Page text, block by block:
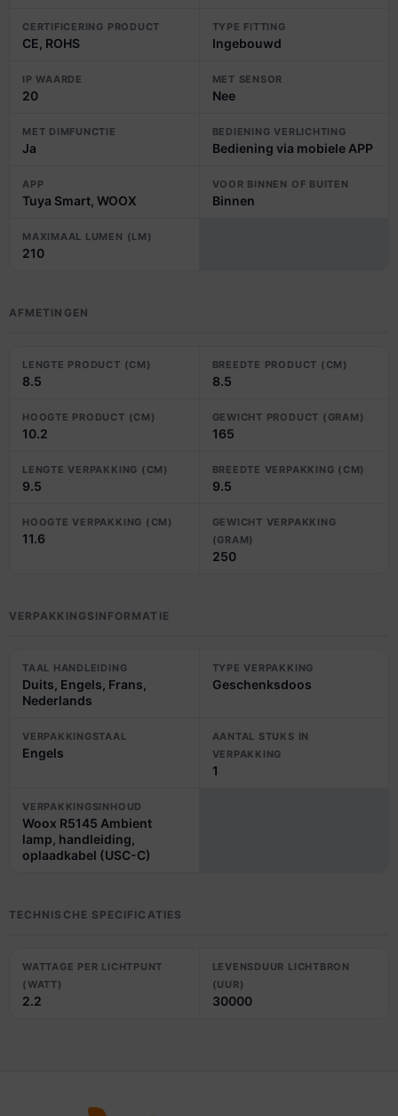
CERTIFICERING PRODUCT
CE, ROHS
TYPE FITTING
Ingebouwd
IP WAARDE
20
MET SENSOR
Nee
MET DIMFUNCTIE
Ja
BEDIENING VERLICHTING
Bediening via mobiele APP
APP
Tuya Smart, WOOX
VOOR BINNEN OF BUITEN
Binnen
MAXIMAAL LUMEN (LM)
210
AFMETINGEN
LENGTE PRODUCT (CM)
8.5
BREEDTE PRODUCT (CM)
8.5
HOOGTE PRODUCT (CM)
10.2
GEWICHT PRODUCT (GRAM)
165
LENGTE VERPAKKING (CM)
9.5
BREEDTE VERPAKKING (CM)
9.5
HOOGTE VERPAKKING (CM)
11.6
GEWICHT VERPAKKING
(GRAM)
250
VERPAKKINGSINFORMATIE
TAAL HANDLEIDING
Duits, Engels, Frans,
Nederlands
TYPE VERPAKKING
Geschenksdoos
VERPAKKINGSTAAL
Engels
AANTAL STUKS IN
VERPAKKING
1
VERPAKKINGSINHOUD
Woox R5145 Ambient
lamp, handleiding,
oplaadkabel (USC-C)
TECHNISCHE SPECIFICATIES
WATTAGE PER LICHTPUNT
(WATT)
2.2
LEVENSDUUR LICHTBRON
(UUR)
30000